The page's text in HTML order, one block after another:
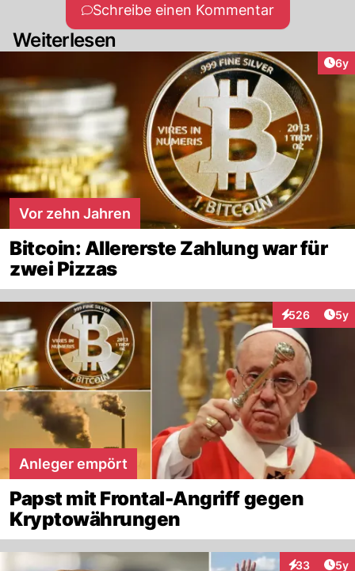
Schreibe einen Kommentar
Weiterlesen
6y
Vor zehn Jahren
Bitcoin: Allererste Zahlung war für
zwei Pizzas
526
Interaktionen
5y
Anleger empört
Papst mit Frontal-Angriff gegen
Kryptowährungen
33 5y